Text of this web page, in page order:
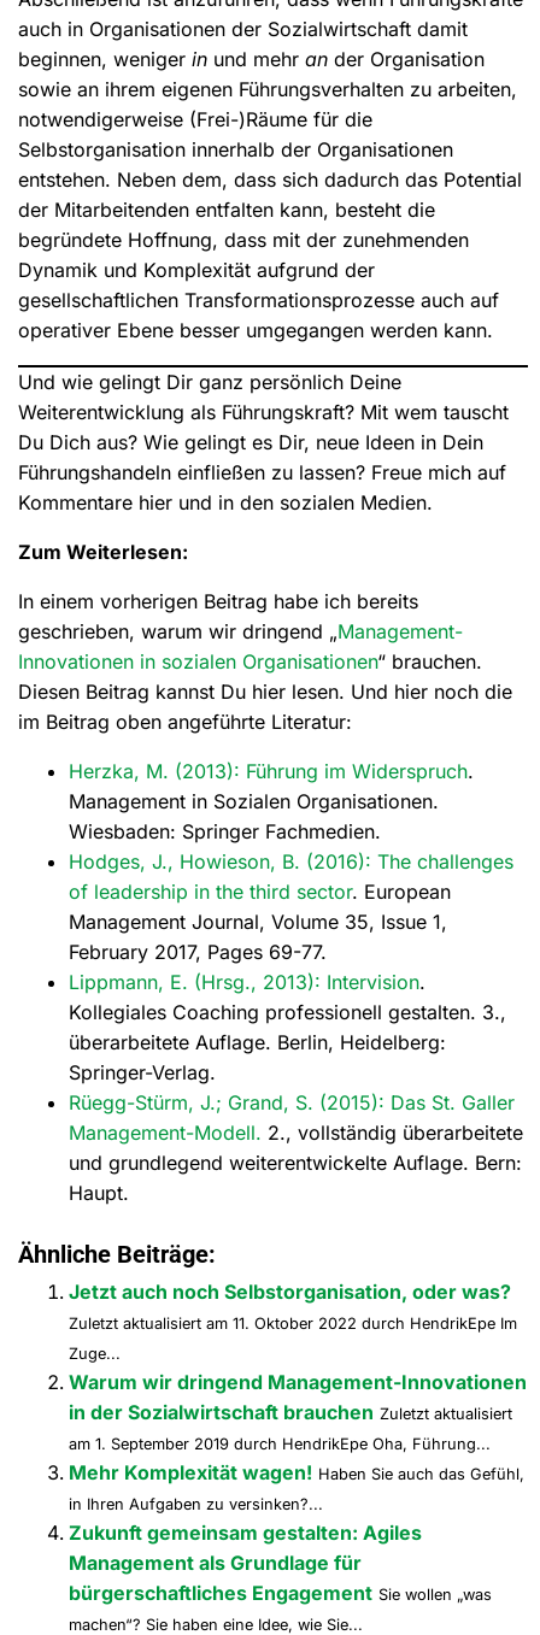
auch in Organisationen der Sozialwirtschaft damit
beginnen, weniger in und mehr an der Organisation
sowie an ihrem eigenen Führungsverhalten zu arbeiten,
notwendigerweise (Frei-)Räume für die
Selbstorganisation innerhalb der Organisationen
entstehen. Neben dem, dass sich dadurch das Potential
der Mitarbeitenden entfalten kann, besteht die
begründete Hoffnung, dass mit der zunehmenden
Dynamik und Komplexität aufgrund der
gesellschaftlichen Transformationsprozesse auch auf
operativer Ebene besser umgegangen werden kann.
Und wie gelingt Dir ganz persönlich Deine
Weiterentwicklung als Führungskraft? Mit wem tauscht
Du Dich aus? Wie gelingt es Dir, neue Ideen in Dein
Führungshandeln einfließen zu lassen? Freue mich auf
Kommentare hier und in den sozialen Medien.
Zum Weiterlesen:
In einem vorherigen Beitrag habe ich bereits
geschrieben, warum wir dringend „Management-
Innovationen in sozialen Organisationen“ brauchen.
Diesen Beitrag kannst Du hier lesen. Und hier noch die
im Beitrag oben angeführte Literatur:
Herzka, M. (2013): Führung im Widerspruch.
Management in Sozialen Organisationen.
Wiesbaden: Springer Fachmedien.
Hodges, J., Howieson, B. (2016): The challenges
of leadership in the third sector. European
Management Journal, Volume 35, Issue 1,
February 2017, Pages 69-77.
Lippmann, E. (Hrsg., 2013): Intervision.
Kollegiales Coaching professionell gestalten. 3.,
überarbeitete Auflage. Berlin, Heidelberg:
Springer-Verlag.
Rüegg-Stürm, J.; Grand, S. (2015): Das St. Galler
Management-Modell. 2., vollständig überarbeitete
und grundlegend weiterentwickelte Auflage. Bern:
Haupt.
Ähnliche Beiträge:
Jetzt auch noch Selbstorganisation, oder was?
Zuletzt aktualisiert am 11. Oktober 2022 durch HendrikEpe Im
Zuge...
Warum wir dringend Management-Innovationen
in der Sozialwirtschaft brauchen Zuletzt aktualisiert
am 1. September 2019 durch HendrikEpe Oha, Führung...
Mehr Komplexität wagen! Haben Sie auch das Gefühl,
in Ihren Aufgaben zu versinken?...
Zukunft gemeinsam gestalten: Agiles
Management als Grundlage für
bürgerschaftliches Engagement Sie wollen „was
machen“? Sie haben eine Idee, wie Sie...